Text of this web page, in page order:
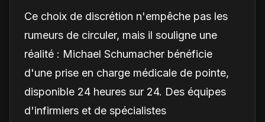
Ce choix de discrétion n'empêche pas les
rumeurs de circuler, mais il souligne une
réalité : Michael Schumacher bénéficie
d'une prise en charge médicale de pointe,
disponible 24 heures sur 24. Des équipes
d'infirmiers et de spécialistes